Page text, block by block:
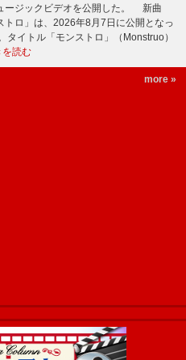
ージックビデオを公開した。 新曲
トロ」は、2026年8月7日に公開となっ
イトル「モンストロ」（Monstruo）
を読む
more »